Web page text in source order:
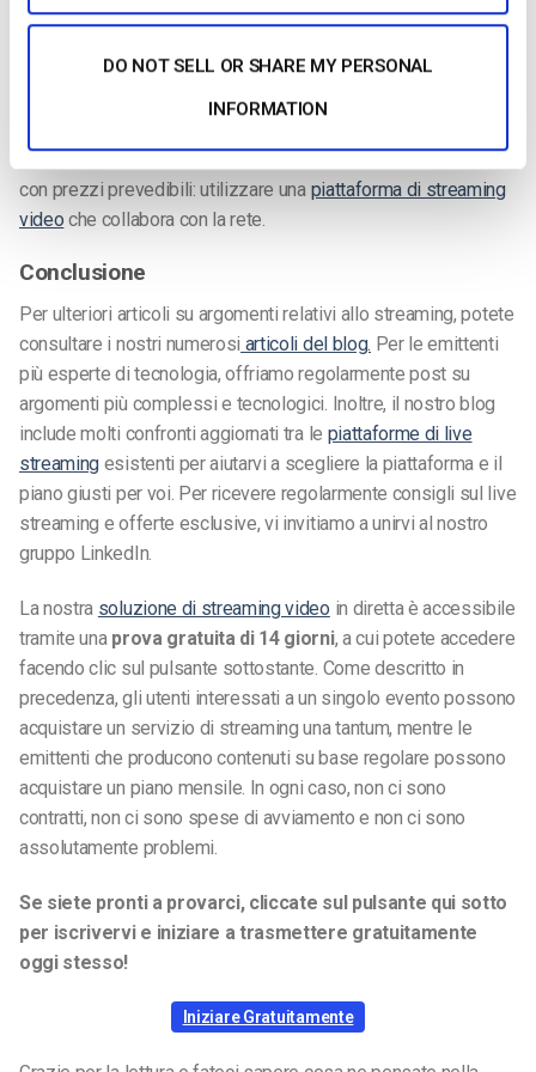
DO NOT SELL OR SHARE MY PERSONAL
INFORMATION
della CDN Akamai vengono negoziati su base personalizzata,
prezzi possono variare notevolmente. I costi dipendono dal
volume, dalla larghezza di banda, dall’area geografica e dalle
semplice per ottenere un accesso semplice alla rete Akamai
con prezzi prevedibili: utilizzare una piattaforma di streaming
video che collabora con la rete.
Conclusione
Per ulteriori articoli su argomenti relativi allo streaming, potete
consultare i nostri numerosi articoli del blog. Per le emittenti
più esperte di tecnologia, offriamo regolarmente post su
argomenti più complessi e tecnologici. Inoltre, il nostro blog
include molti confronti aggiornati tra le piattaforme di live
streaming esistenti per aiutarvi a scegliere la piattaforma e il
piano giusti per voi. Per ricevere regolarmente consigli sul live
streaming e offerte esclusive, vi invitiamo a unirvi al nostro
gruppo LinkedIn.
La nostra soluzione di streaming video in diretta è accessibile
tramite una prova gratuita di 14 giorni, a cui potete accedere
facendo clic sul pulsante sottostante. Come descritto in
precedenza, gli utenti interessati a un singolo evento possono
acquistare un servizio di streaming una tantum, mentre le
emittenti che producono contenuti su base regolare possono
acquistare un piano mensile. In ogni caso, non ci sono
contratti, non ci sono spese di avviamento e non ci sono
assolutamente problemi.
Se siete pronti a provarci, cliccate sul pulsante qui sotto
per iscrivervi e iniziare a trasmettere gratuitamente
oggi stesso!
Iniziare Gratuitamente